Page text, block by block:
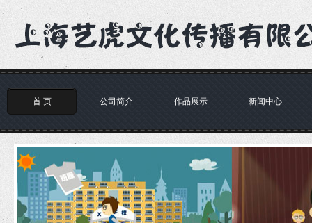
首 页 公司简介 作品展示 新闻中心